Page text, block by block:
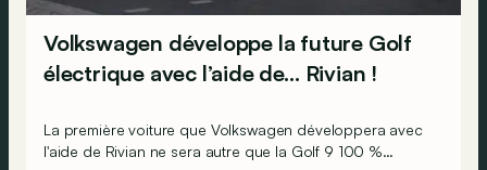
Volkswagen développe la future Golf
électrique avec l’aide de… Rivian !
La première voiture que Volkswagen développera avec
l'aide de Rivian ne sera autre que la Golf 9 100 %